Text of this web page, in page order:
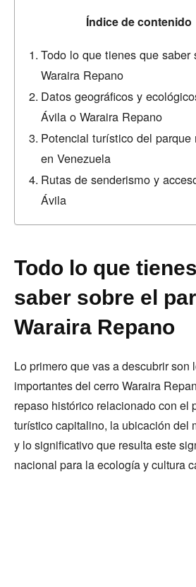
Índice de contenido
Todo lo que tienes que saber
Waraira Repano
Datos geográficos y
Ávila o Waraira Repano
Potencial turístico del
en Venezuela
Rutas de senderismo y
Ávila
Todo lo que
saber sobre el
Waraira Repano
Lo primero que vas a descubrir son
importantes del cerro Waraira
repaso histórico relacionado con el
turístico capitalino, la ubicación del
y lo significativo que resulta este
nacional para la ecología y cultura